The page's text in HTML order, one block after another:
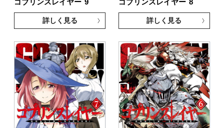
ゴブリンスレイヤー 9
詳しく見る
ゴブリンスレイヤー 8
詳しく見る